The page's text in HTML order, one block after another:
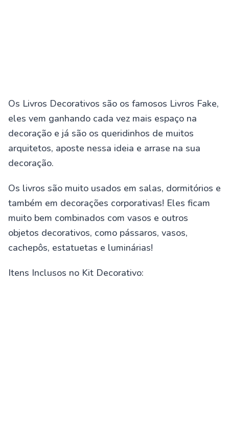
Os Livros Decorativos são os famosos Livros Fake,
eles vem ganhando cada vez mais espaço na
decoração e já são os queridinhos de muitos
arquitetos, aposte nessa ideia e arrase na sua
decoração.
Os livros são muito usados em salas, dormitórios e
também em decorações corporativas! Eles ficam
muito bem combinados com vasos e outros
objetos decorativos, como pássaros, vasos,
cachepôs, estatuetas e luminárias!
Itens Inclusos no Kit Decorativo: